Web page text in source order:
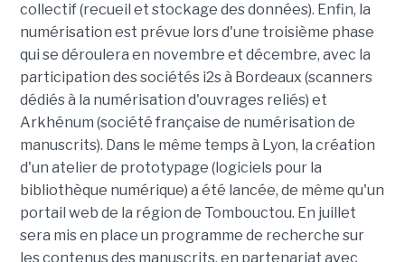
collectif (recueil et stockage des données). Enfin, la
numérisation est prévue lors d'une troisième phase
qui se déroulera en novembre et décembre, avec la
participation des sociétés i2s à Bordeaux (scanners
dédiés à la numérisation d'ouvrages reliés) et
Arkhénum (société française de numérisation de
manuscrits). Dans le même temps à Lyon, la création
d'un atelier de prototypage (logiciels pour la
bibliothèque numérique) a été lancée, de même qu'un
portail web de la région de Tombouctou. En juillet
sera mis en place un programme de recherche sur
les contenus des manuscrits, en partenariat avec